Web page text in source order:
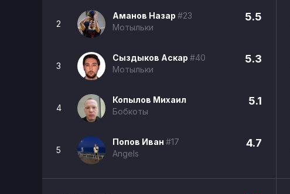
2
Аманов Назар #23
Мотыльки
5.5
3
Сыздыков Аскар #40
Мотыльки
5.3
4
Копылов Михаил
Бобкоты
5.1
5
Попов Иван #17
Angels
4.7